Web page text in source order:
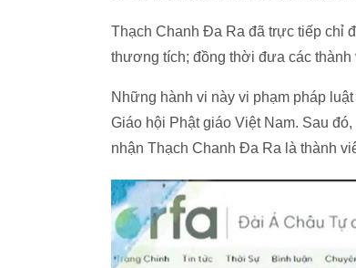
Thạch Chanh Đa Ra đã trực tiếp chỉ
thương tích; đồng thời đưa các
Những hành vi này vi phạm pháp
Giáo hội Phật giáo Việt Nam. Sau
nhận Thạch Chanh Đa Ra là thành